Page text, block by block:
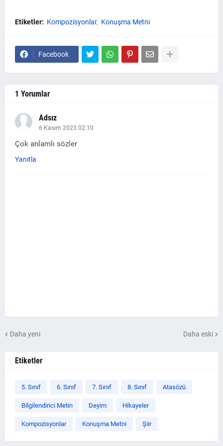
Etiketler: Kompozisyonlar Konuşma Metni
Facebook
1 Yorumlar
Adsız
6 Kasım 2023 02:10
Çok anlamlı sözler
Yanıtla
Daha yeni Daha eski
Etiketler
5. Sınıf 6. Sınıf 7. Sınıf 8. Sınıf Atasözü
Bilgilendirici Metin Deyim Hikayeler
Kompozisyonlar Konuşma Metni Şiir